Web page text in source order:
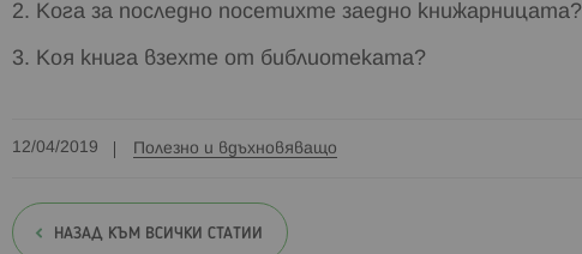
2. Кога за последно посетихте заедно книжарницата?
3. Коя книга взехте от библиотеката?
12/04/2019 Полезно и вдъхновяващо
НАЗАД КЪМ ВСИЧКИ СТАТИИ